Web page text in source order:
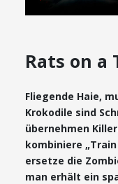
Rats on a
Fliegende Haie,
Krokodile sind
übernehmen
kombiniere „Train
ersetze die
man erhält ein